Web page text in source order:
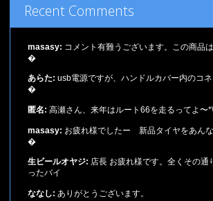
Recent Comments
masasy: コメント有難うございます。この商品
�
あらた: usb電源ですが、ハンドルカバー内のコ
�
匿名: 高瀬さん、来年はルート66を走るってよ
masasy: お疲れ様でしたー 新品タイヤをあん
�
生ビールオヤジ: 店長 お疲れ様です。全くその通
ったバイ
ななし: ありがとうございます。